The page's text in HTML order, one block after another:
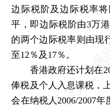
边际税阶及边际税率将
平，即边际税阶由3万
的两个边际税率则由现
至12％及17％。
香港政府还计划在
俸税及个人入息课税，
会在纳税人2006/2007年